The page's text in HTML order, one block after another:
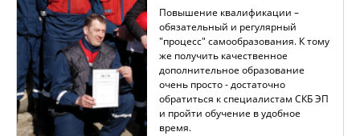
Повышение квалификации –
обязательный и регулярный
"процесс" самообразования. К тому
же получить качественное
дополнительное образование
очень просто - достаточно
обратиться к специалистам СКБ ЭП
и пройти обучение в удобное
время.